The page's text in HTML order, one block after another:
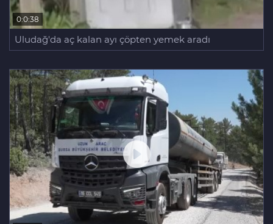
0:0:38
Uludağ'da aç kalan ayı çöpten yemek aradı